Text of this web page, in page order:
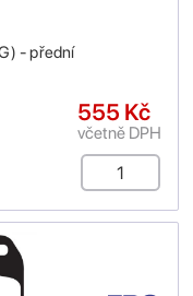
- přední
555 Kč
včetně DPH